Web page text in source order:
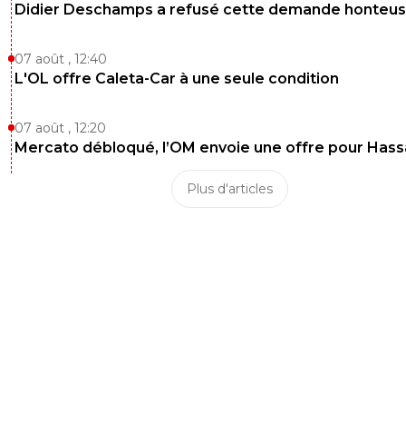
Didier Deschamps a refusé cette demande
07 août , 12:40
L'OL offre Caleta-Car à une seule condition
07 août , 12:20
Mercato débloqué, l’OM envoie une offre pour
Plus d'articles